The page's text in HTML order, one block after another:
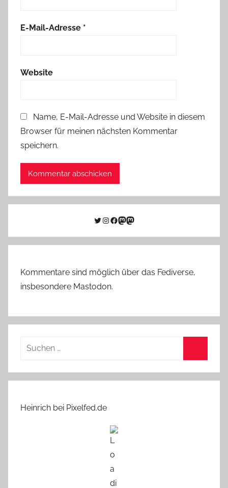
E-Mail-Adresse *
Website
Name, E-Mail-Adresse und Website in diesem
Browser für meinen nächsten Kommentar
speichern.
Twitter
Instagram
Facebook
Link zu Mastodon
Mastodon
Kommentare sind möglich über das Fediverse,
insbesondere Mastodon.
Suchen
Heinrich bei Pixelfed.de